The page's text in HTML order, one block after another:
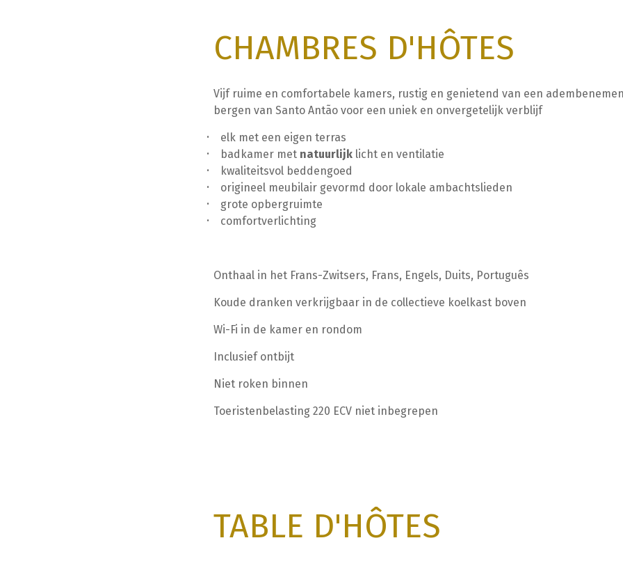
CHAMBRES D'HÔTES
Vijf ruime en comfortabele kamers, rustig en genietend van een
bergen van Santo Antão voor een uniek en onvergetelijk verblijf
elk met een eigen terras
badkamer met natuurlijk licht en ventilatie
kwaliteitsvol beddengoed
origineel meubilair gevormd door lokale ambachtslieden
grote opbergruimte
comfortverlichting
Onthaal in het Frans-Zwitsers, Frans, Engels, Duits, Português
Koude dranken verkrijgbaar in de collectieve koelkast boven
Wi-Fi in de kamer en rondom
Inclusief ontbijt
Niet roken binnen
Toeristenbelasting 220 ECV niet inbegrepen
TABLE D'HÔTES